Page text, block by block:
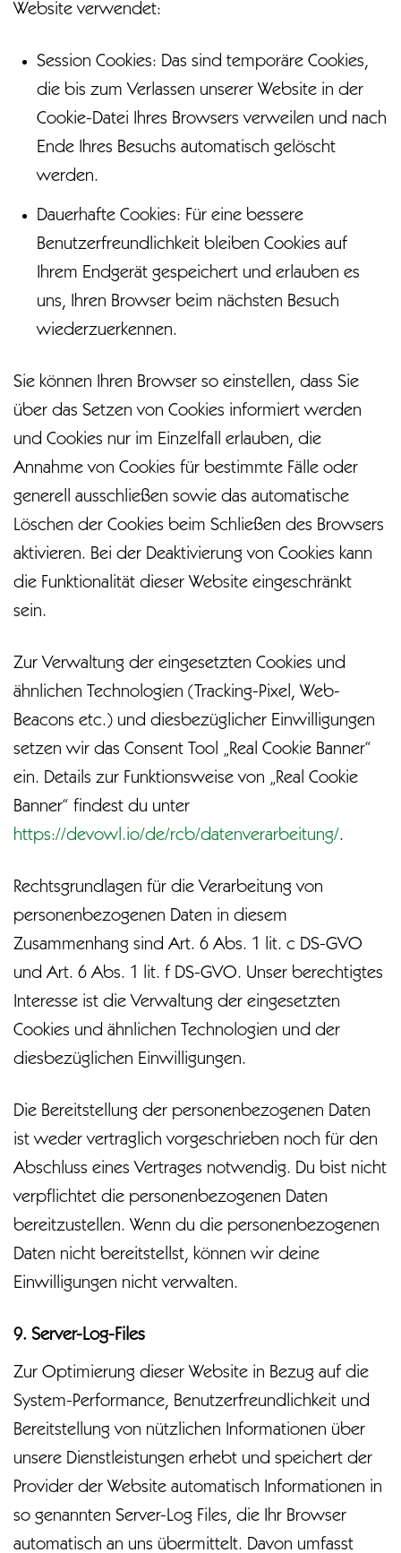
Website verwendet:
Session Cookies: Das sind temporäre Cookies,
die bis zum Verlassen unserer Website in der
Cookie-Datei Ihres Browsers verweilen und nach
Ende Ihres Besuchs automatisch gelöscht
werden.
Dauerhafte Cookies: Für eine bessere
Benutzerfreundlichkeit bleiben Cookies auf
Ihrem Endgerät gespeichert und erlauben es
uns, Ihren Browser beim nächsten Besuch
wiederzuerkennen.
Sie können Ihren Browser so einstellen, dass Sie
über das Setzen von Cookies informiert werden
und Cookies nur im Einzelfall erlauben, die
Annahme von Cookies für bestimmte Fälle oder
generell ausschließen sowie das automatische
Löschen der Cookies beim Schließen des Browsers
aktivieren. Bei der Deaktivierung von Cookies kann
die Funktionalität dieser Website eingeschränkt
sein.
Zur Verwaltung der eingesetzten Cookies und
ähnlichen Technologien (Tracking-Pixel, Web-
Beacons etc.) und diesbezüglicher Einwilligungen
setzen wir das Consent Tool „Real Cookie Banner“
ein. Details zur Funktionsweise von „Real Cookie
Banner“ findest du unter
https://devowl.io/de/rcb/datenverarbeitung/.
Rechtsgrundlagen für die Verarbeitung von
personenbezogenen Daten in diesem
Zusammenhang sind Art. 6 Abs. 1 lit. c DS-GVO
und Art. 6 Abs. 1 lit. f DS-GVO. Unser berechtigtes
Interesse ist die Verwaltung der eingesetzten
Cookies und ähnlichen Technologien und der
diesbezüglichen Einwilligungen.
Die Bereitstellung der personenbezogenen Daten
ist weder vertraglich vorgeschrieben noch für den
Abschluss eines Vertrages notwendig. Du bist nicht
verpflichtet die personenbezogenen Daten
bereitzustellen. Wenn du die personenbezogenen
Daten nicht bereitstellst, können wir deine
Einwilligungen nicht verwalten.
9. Server-Log-Files
Zur Optimierung dieser Website in Bezug auf die
System-Performance, Benutzerfreundlichkeit und
Bereitstellung von nützlichen Informationen über
unsere Dienstleistungen erhebt und speichert der
Provider der Website automatisch Informationen in
so genannten Server-Log Files, die Ihr Browser
automatisch an uns übermittelt. Davon umfasst